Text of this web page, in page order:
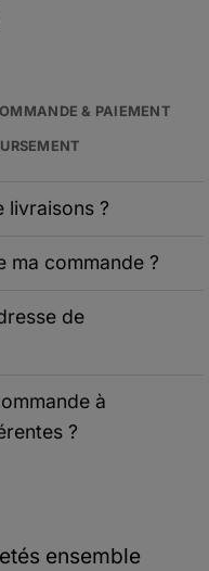
& PAIEMENT
livraisons ?
ma commande ?
de
à
?
ensemble